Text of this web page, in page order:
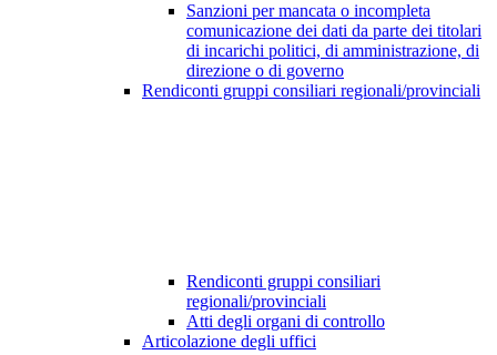
Sanzioni per mancata o incompleta
comunicazione dei dati da parte dei titolari
di incarichi politici, di amministrazione, di
direzione o di governo
Rendiconti gruppi consiliari regionali/provinciali
Rendiconti gruppi consiliari
regionali/provinciali
Atti degli organi di controllo
Articolazione degli uffici